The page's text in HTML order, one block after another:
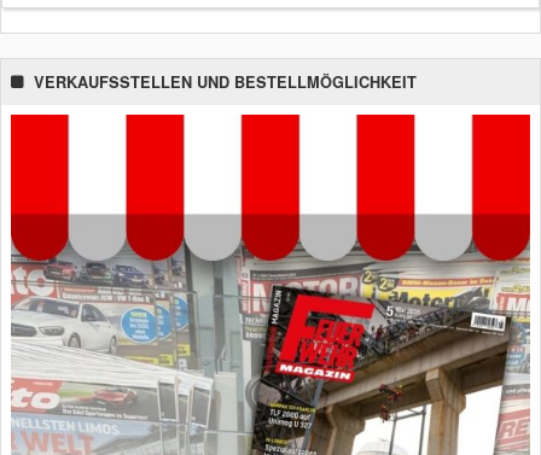
VERKAUFSSTELLEN UND BESTELLMÖGLICHKEIT